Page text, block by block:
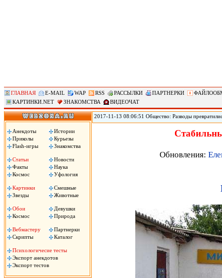
ГЛАВНАЯ E-MAIL WAP RSS РАССЫЛКИ ПАРТНЕРКИ
КАРТИНКИ.NET
ЗНАКОМСТВА ВИДЕОЧАТ
Анекдоты
Истории
Приколы
Курьезы
Flash-игры
Знакомства
Статьи
Новости
Факты
Наука
Космос
Уфология
Картинки
Смешные
Звезды
Животные
Обои
Девушки
Космос
Природа
Вебмастеру
Партнерки
Скрипты
Каталог
Психологичесие тесты
Экспорт анекдотов
Экспорт тестов
2017-11-13 08:06:51 Общество: Разводы
мировое лидерство по такому показателю, как
необходимо определиться с вектором его развития.
Обновления: